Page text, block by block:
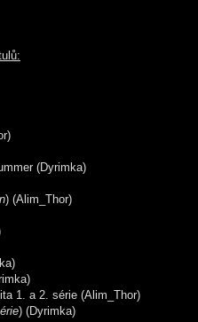
(Dyrimka)
) (Alim_Thor)
1. a 2. série (Alim_Thor)
) (Dyrimka)